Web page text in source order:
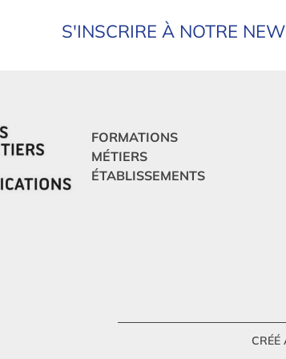
S'INSCRIRE À NOTRE
FORMATIONS
MÉTIERS
ÉTABLISSEMENTS